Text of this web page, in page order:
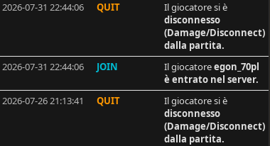
6
5
5
4
Bazze DK
J0k3R101
Old - Man . DE
cptStanko
[ISS]BORDAGARAY
Mars67reg
[ISS]SEAWOLF
2026-07-31 22:44:06 QUIT
Il giocatore si è
disconnesso
(Damage/Disconnect)
dalla partita.
2026-07-31 22:44:06
JOIN Il giocatoreegon_70pl
è entrato nel server.
2026-07-26 21:13:41
QUIT
Il giocatore si è
disconnesso
(Damage/Disconnect)
dalla partita.